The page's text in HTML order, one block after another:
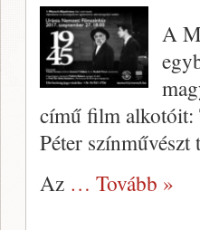
A
című film alkotóit:
Péter színművészt
Az … Tovább »